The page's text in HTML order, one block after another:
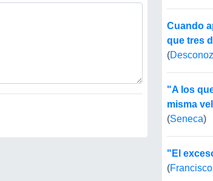
Cuando
que tres
(
"A los
misma
(Seneca)
"El
(